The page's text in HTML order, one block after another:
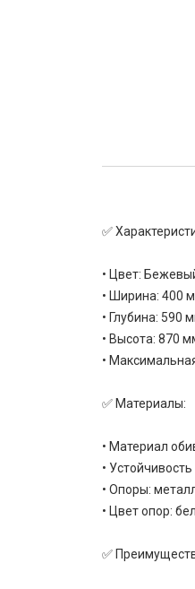
✅
• Цвет:
• Ширина: 400
• Глубина: 590
• Высота: 870
•
✅ Материалы:
• Материал
•
• Опоры:
• Цвет опор:
✅